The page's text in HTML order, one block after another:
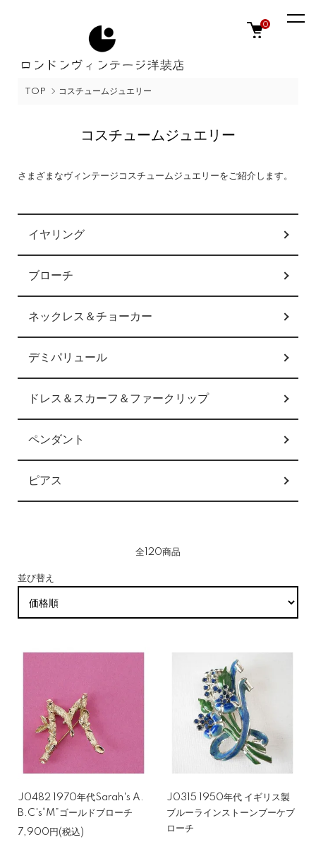
0
TOP コスチュームジュエリー
コスチュームジュエリー
さまざまなヴィンテージコスチュームジュエリーをご紹介します。
カテゴリー一覧
イヤリング
ブローチ
ネックレス＆チョーカー
デミパリュール
ドレス＆スカーフ＆ファークリップ
ペンダント
ピアス
全120商品
並び替え
J0482 1970年代Sarah's A.
B.C's“M”ゴールドブローチ
7,900円(税込)
J0315 1950年代 イギリス製
ブルーラインストーンブーケブ
ローチ